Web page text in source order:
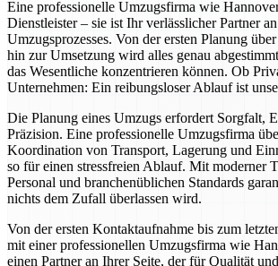
Eine professionelle Umzugsfirma wie
Dienstleister – sie ist Ihr verlässlicher Partner
Umzugsprozesses. Von der ersten Planung
hin zur Umsetzung wird alles genau
das Wesentliche konzentrieren können. Ob
Unternehmen: Ein reibungsloser Ablauf ist
Die Planung eines Umzugs erfordert Sorgfalt,
Präzision. Eine professionelle Umzugsfirma
Koordination von Transport, Lagerung und
so für einen stressfreien Ablauf. Mit moderner
Personal und branchenüblichen Standards
nichts dem Zufall überlassen wird.
Von der ersten Kontaktaufnahme bis zum
mit einer professionellen Umzugsfirma wie
einen Partner an Ihrer Seite, der für Qualität